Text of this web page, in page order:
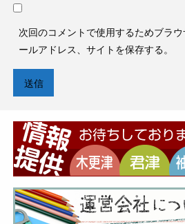
次回のコメントで使用するためブラ
ールアドレス、サイトを保存する。